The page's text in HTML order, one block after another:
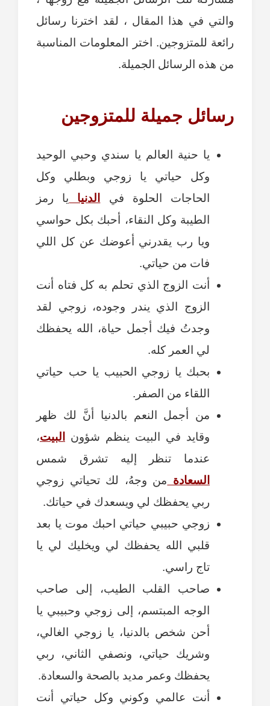
والتي في هذا المقال ، لقد اخترنا رسائل
رائعة للمتزوجين. اختر المعلومات المناسبة
من هذه الرسائل الجميلة.
رسائل جميلة للمتزوجين
يا حنية العالم يا سندي وحبي الوحيد
وكل حياتي يا زوجي وبطلي وكل
الحاجات الحلوة في
الدنيا يا رمز
الطيبة وكل النقاء، أحبك بكل حواسي
ويا رب يقدرني أعوضك عن كل اللي
فات من حياتي.
أنت الزوج الذي تحلم به كل فتاه أنت
الزوج الذي يندر وجوده، زوجي لقد
وجدتُ فيك أجمل حياة، الله يحفظك
لي العمر كله.
بحبك يا زوجي الحبيب يا حب حياتي
اللقاء من الصفر.
من أجمل النعم بالدنيا أنَّ لك ظهر
وقايد في البيت ينظم شؤون
البيت،
عندما تنظر إليه تشرق شمس
السعادة من وجهُ، لك تحياتي زوجي
ربي يحفظك لي ويسعدك في حياتك.
زوجي حبيبي حياتي احبك موت يا بعد
قلبي الله يحفظك لي ويخليك لي يا
تاج راسي.
صاحب القلب الطيب، إلى صاحب
الوجه المبتسم، إلى زوجي وحبيبي يا
أحن شخص بالدنيا، يا زوجي الغالي،
وشريك حياتي، ونصفي الثاني، ربي
يحفظك وعمر مديد بالصحة والسعادة.
أنت عالمي وكوني وكل حياتي أنت